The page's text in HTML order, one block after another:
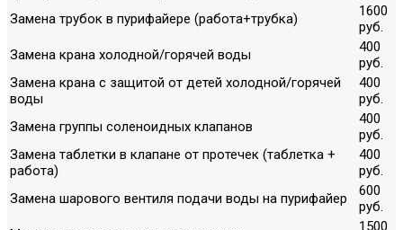
Замена трубок в пурифайере (работа+трубка)
1600
руб.
Замена крана холодной/горячей воды
400
руб.
Замена крана с защитой от детей холодной/горячей
воды
400
руб.
Замена группы соленоидных клапанов
400
руб.
Замена таблетки в клапане от протечек (таблетка +
работа)
400
руб.
Замена шарового вентиля подачи воды на пурифайер
600
руб.
1500